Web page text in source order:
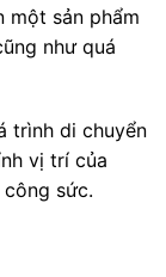
một sản phẩm
như quá
trình di chuyển
vị trí của
sức.